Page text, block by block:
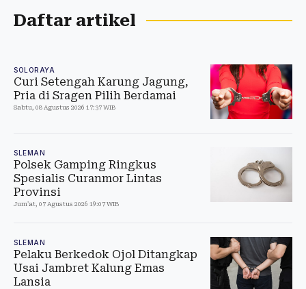
Daftar artikel
SOLORAYA
Curi Setengah Karung Jagung,
Pria di Sragen Pilih Berdamai
Sabtu, 08 Agustus 2026 17:37 WIB
SLEMAN
Polsek Gamping Ringkus
Spesialis Curanmor Lintas
Provinsi
Jum'at, 07 Agustus 2026 19:07 WIB
SLEMAN
Pelaku Berkedok Ojol Ditangkap
Usai Jambret Kalung Emas
Lansia